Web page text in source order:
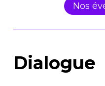
Nos
Dialogue